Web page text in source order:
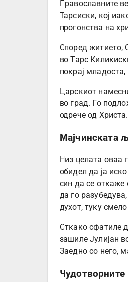
Православните
Тарсиски, кој
прогонства на
Според житието,
во Тарс
покрај младоста,
Царскиот
во град. Го
одрече од Христа.
Мајчинската
Низ целата оваа
обидел да ја
син да се откаже
да го
духот, туку
Откако сфатиле
зашиле Јулијан
Заедно со него,